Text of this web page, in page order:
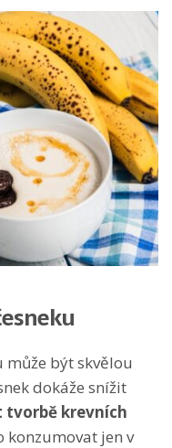
může být skvělou
dokáže snížit
tvorbě krevních
konzumovat jen v